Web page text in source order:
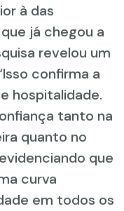
à das
já chegou a
revelou um
confirma a
hospitalidade.
tanto na
quanto no
que
curva
em todos os